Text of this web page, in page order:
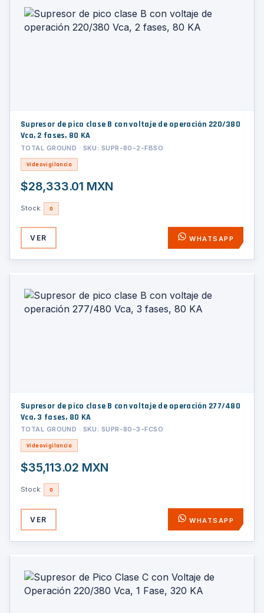
Supresor de pico clase B con voltaje de operación 220/380
Vca, 2 fases, 80 KA
TOTAL GROUND · SKU: SUPR-80-2-FBSO
Videovigilancia
$28,333.01 MXN
Stock: 0
VER WHATSAPP
Supresor de pico clase B con voltaje de operación 277/480
Vca, 3 fases, 80 KA
TOTAL GROUND · SKU: SUPR-80-3-FCSO
Videovigilancia
$35,113.02 MXN
Stock: 0
VER WHATSAPP